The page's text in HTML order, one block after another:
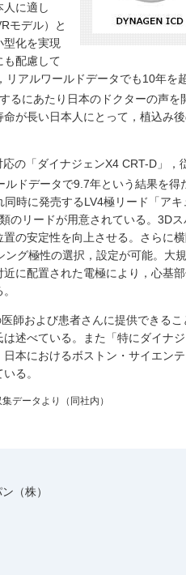
に適し
モデル）と
型化を実現
も配慮して
アルワールドデータでも10年を
るにあたり日本のドクターの声を
が長い日本人にとって，植込み
の「ダイナジェンX4 CRT-D」，
ドデータで9.7年という結果を得
時に発売するLV4極リード「ア
のリードが用意されている。3D
の安定性を向上させる。さらに
グ極性の選択，設定が可能。大
に配置された電極により，心基
師および患者さんに提供できるこ
述べている。また「特にダイナ
本におけるボストン・サイエン
る。
データより（同社内）
（株）